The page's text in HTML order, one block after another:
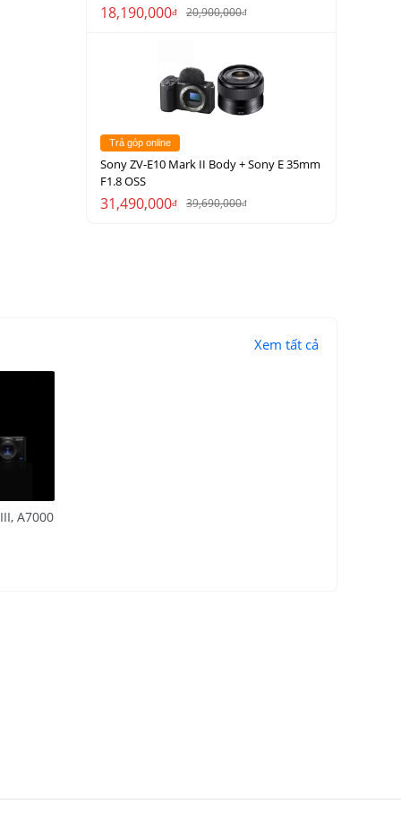
cao và
18,190,000đ 20,900,000đ
Trả góp online
Sony ZV-E10 Mark II Body + Sony E 35mm
F1.8 OSS
31,490,000đ 39,690,000đ
Xem tất cả
A7000